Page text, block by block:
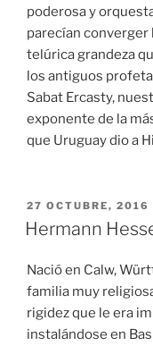
poderosa y
parecían converger
telúrica grandeza
los antiguos
Sabat Ercasty,
exponente de la
que Uruguay dio a
PUBLICADO
EL
27 OCTUBRE, 2016
Hermann
Nació en Calw,
familia muy
rigidez que le era
instalándose en